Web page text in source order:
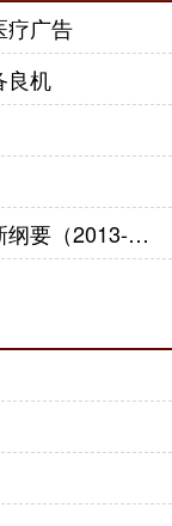
疗广告
良机
中医预防保健（治未病）服务科技创新纲要（2013-2020年）